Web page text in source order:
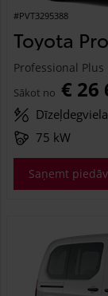
#PVT3295388
Toyota
Professional Plus
Sākot no € 26
Dīzeļdegviela
75 kW
Saņemt